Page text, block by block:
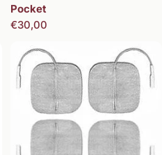
Pocket
Prezzo
€30,00